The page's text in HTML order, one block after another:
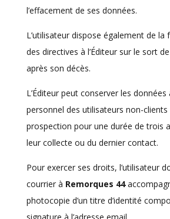
l’effacement de ses données.
L’utilisateur dispose également de la
des directives à l’Éditeur sur le sort
après son décès.
L’Éditeur peut conserver les données
personnel des utilisateurs non-clients
prospection pour une durée de trois
leur collecte ou du dernier contact.
Pour exercer ses droits, l’utilisateur
courrier à Remorques 44
photocopie d’un titre d’identité